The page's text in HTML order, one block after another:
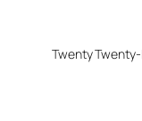
Twenty